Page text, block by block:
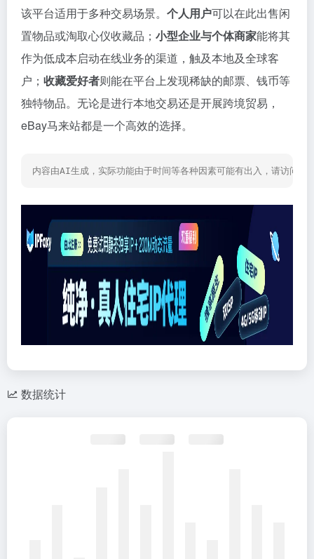
该平台适用于多种交易场景。 个人用户可以在此出售闲
置物品或淘取心仪收藏品； 小型企业与个体商家能将其
作为低成本启动在线业务的渠道，触及本地及全球客
户； 收藏爱好者则能在平台上发现稀缺的邮票、钱币等
独特物品。无论是进行本地交易还是开展跨境贸易，
eBay马来站都是一个高效的选择。
内容由AI生成，实际功能由于时间等各种因素可能有出入，请访问网
数据统计